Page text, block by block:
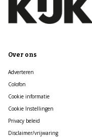
Over ons
Adverteren
Colofon
Cookie informatie
Cookie Instellingen
Privacy beleid
Disclaimer/vrijwaring